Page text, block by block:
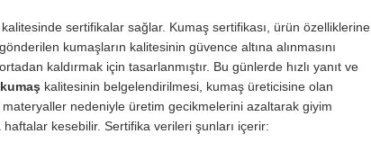
sertifikalar sağlar. Kumaş sertifikası, ürün özelliklerine
kumaşların kalitesinin güvence altına alınmasını
kaldırmak için tasarlanmıştır. Bu günlerde hızlı yanıt ve
kalitesinin belgelendirilmesi, kumaş üreticisine olan
nedeniyle üretim gecikmelerini azaltarak giyim
kesebilir. Sertifika verileri şunları içerir: